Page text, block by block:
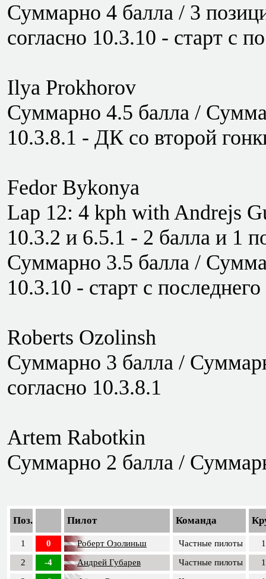
Суммарно 4 балла / 3
согласно 10.3.10 - старт с
Ilya Prokhorov
Суммарно 4.5 балла /
10.3.8.1 - ДК со второй
Fedor Bykonya
Lap 12: 4 kph with Andrejs
10.3.2 и 6.5.1 - 2 балла и 1
Суммарно 3.5 балла /
10.3.10 - старт с
Roberts Ozolinsh
Суммарно 3 балла /
согласно 10.3.8.1
Artem Rabotkin
Суммарно 2 балла /
Поз. Пилот Команда
1 0 Роберт Озолиньш Частные пилоты
2
-4 Андрей Губарев Частные пилоты